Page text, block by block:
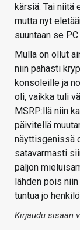
kärsiä. Tai niitä
mutta nyt
suuntaan se
Mulla on ollut
niin pahasti
konsoleille ja
oli, vaikka tuli
MSRP:llä niin
päivitellä
näyttisgenissä
satavarmasti
paljon
lähden pois
tuntua jo
Kirjaudu sisään